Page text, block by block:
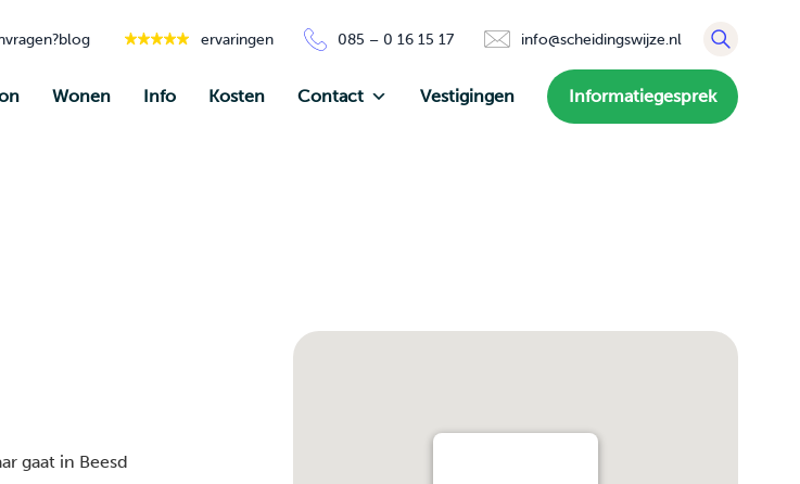
vragen?blog ervaringen 085 – 0 16 15 17 info@scheidingswijze.nl
Wonen Info Kosten Contact Vestigingen Informatiegesprek
gaat in Beesd